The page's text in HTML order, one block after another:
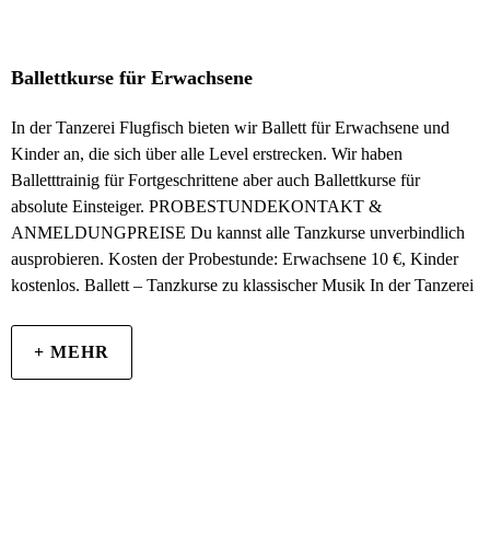
Ballettkurse für Erwachsene
In der Tanzerei Flugfisch bieten wir Ballett für Erwachsene und
Kinder an, die sich über alle Level erstrecken. Wir haben
Balletttrainig für Fortgeschrittene aber auch Ballettkurse für
absolute Einsteiger. PROBESTUNDEKONTAKT &
ANMELDUNGPREISE Du kannst alle Tanzkurse unverbindlich
ausprobieren. Kosten der Probestunde: Erwachsene 10 €, Kinder
kostenlos. Ballett – Tanzkurse zu klassischer Musik In der Tanzerei
+ MEHR